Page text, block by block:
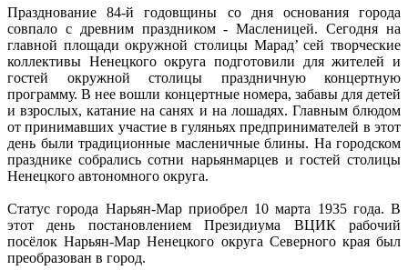
Празднование 84-й годовщины со дня основания города
совпало с древним праздником - Масленицей. Сегодня на
главной площади окружной столицы Марад’ сей творческие
коллективы Ненецкого округа подготовили для жителей и
гостей окружной столицы праздничную концертную
программу. В нее вошли концертные номера, забавы для детей
и взрослых, катание на санях и на лошадях. Главным блюдом
от принимавших участие в гуляньях предпринимателей в этот
день были традиционные масленичные блины. На городском
празднике собрались сотни нарьянмарцев и гостей столицы
Ненецкого автономного округа.
Статус города Нарьян-Мар приобрел 10 марта 1935 года. В
этот день постановлением Президиума ВЦИК рабочий
посёлок Нарьян-Мар Ненецкого округа Северного края был
преобразован в город.